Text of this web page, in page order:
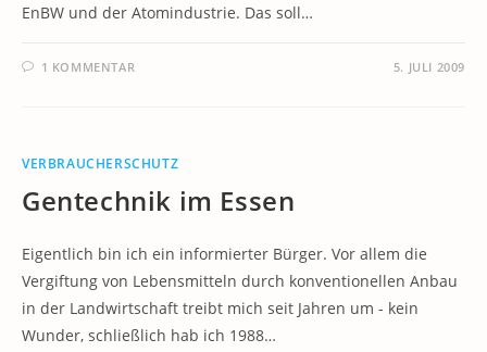
EnBW und der Atomindustrie. Das soll…
1 KOMMENTAR 5. JULI 2009
VERBRAUCHERSCHUTZ
Gentechnik im Essen
Eigentlich bin ich ein informierter Bürger. Vor allem die
Vergiftung von Lebensmitteln durch konventionellen Anbau
in der Landwirtschaft treibt mich seit Jahren um - kein
Wunder, schließlich hab ich 1988…